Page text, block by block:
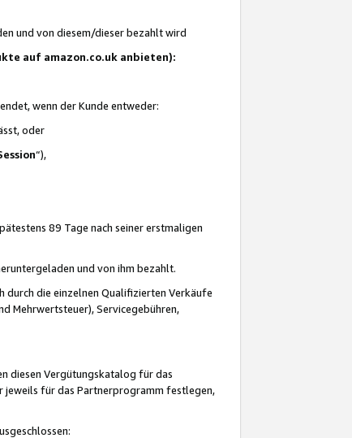
und von diesem/dieser bezahlt wird
auf amazon.co.uk anbieten):
wenn der Kunde entweder:
oder
“),
89 Tage nach seiner erstmaligen
und von ihm bezahlt.
durch die einzelnen Qualifizierten Verkäufe
Mehrwertsteuer), Servicegebühren,
diesen Vergütungskatalog für das
jeweils für das Partnerprogramm festlegen,